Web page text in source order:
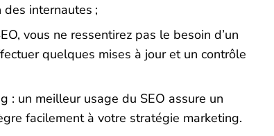
internautes ;
vous ne ressentirez pas le besoin d’un
quelques mises à jour et un contrôle
: un meilleur usage du SEO assure un
facilement à votre stratégie marketing.